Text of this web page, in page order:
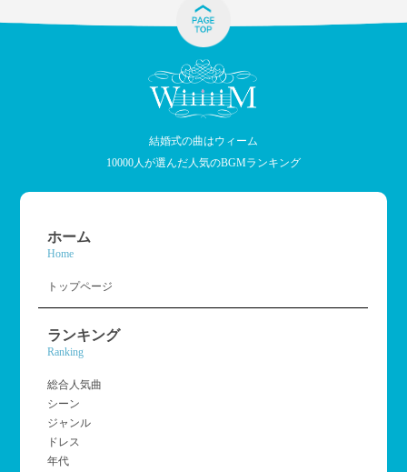
結婚式の曲はウィーム
10000人が選んだ人気のBGMランキング
ホーム
Home
トップページ
ランキング
Ranking
総合人気曲
シーン
ジャンル
ドレス
年代